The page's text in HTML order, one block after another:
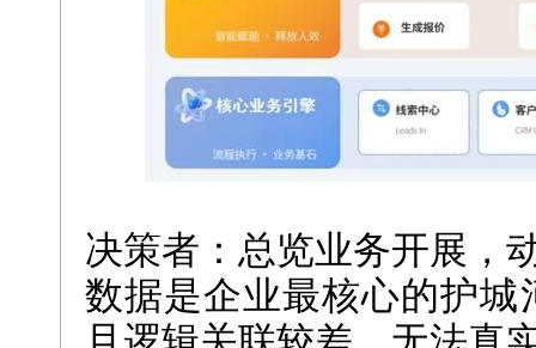
决策者：总览业务开展，
数据是企业最核心的护